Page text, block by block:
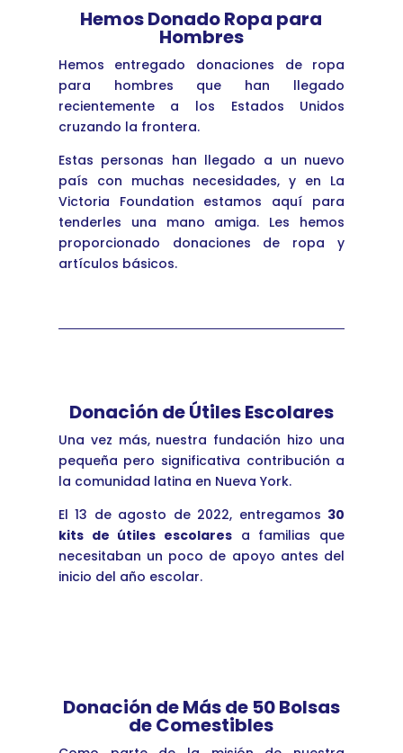
Hemos Donado Ropa para
Hombres
Hemos entregado donaciones de ropa
para hombres que han llegado
recientemente a los Estados Unidos
cruzando la frontera.
Estas personas han llegado a un nuevo
país con muchas necesidades, y en La
Victoria Foundation estamos aquí para
tenderles una mano amiga. Les hemos
proporcionado donaciones de ropa y
artículos básicos.
Donación de Útiles Escolares
Una vez más, nuestra fundación hizo una
pequeña pero significativa contribución a
la comunidad latina en Nueva York.
El 13 de agosto de 2022, entregamos 30
kits de útiles escolares a familias que
necesitaban un poco de apoyo antes del
inicio del año escolar.
Donación de Más de 50 Bolsas
de Comestibles